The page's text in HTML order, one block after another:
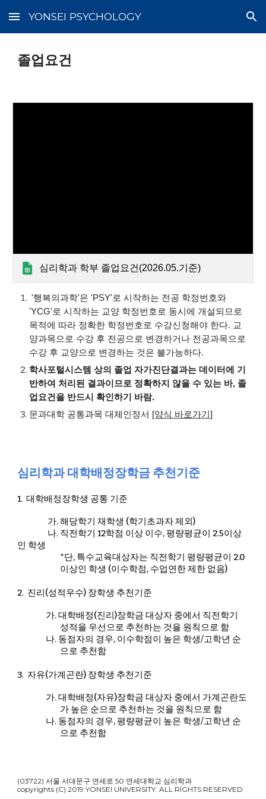
Skip to main content Skip to navigation
YONSEI PSYCHOLOGY
졸업요건
심리학과 학부 졸업요건(2026.05.기준)
'행복의과학'은 'PSY'로 시작하는 전공 학정번호와
'YCG'로 시작하는 교양 학정번호로 동시에 개설되므로
목적에 따라 정확한 학정번호로 수강신청해야 한다. 교
양과목으로 수강 후 전공으로 변경하거나 전공과목으로
수강 후 교양으로 변경하는 것은 불가능하다.
학사포털시스템 상의 졸업 자가진단결과는 데이터에 기
반하여 처리된 결과이므로 정확하지 않을 수 있는 바, 졸
업요건을 반드시 확인하기 바람.
문과대학 공통과목 대체인정서 [양식 바로가기]
심리학과 대학배정장학금 추천기준
1. 대학배정장학생 공통 기준
가.해당학기 재학생 (학기초과자 제외)
나. 직전학기 12학점 이상 이수, 평량평균이 2.5이상
인 학생
*단, 특수교육대상자는 직전학기 평량평균이 2.0
이상인 학생 (이수학점, 수업연한 제한 없음)
2. 진리(성적우수) 장학생 추천기준
가.대학배정(진리)장학금 대상자 중에서 직전학기
성적을 우선으로 추천하는 것을 원칙으로 함
나. 동점자의 경우, 이수학점이 높은 학생/고학년 순
으로 추천함
3. 자유(가계곤란) 장학생 추천기준
가.대학배정(자유)장학금 대상자 중에서 가계곤란도
가 높은 순으로 추천하는 것을 원칙으로 함
나. 동점자의 경우, 평량평균이 높은 학생/고학년 순
으로 추천함
(03722) 서울 서대문구 연세로 50 연세대학교 심리학과
copyrights (C) 2019 YONSEI UNIVERSITY. ALL RIGHTS RESERVED